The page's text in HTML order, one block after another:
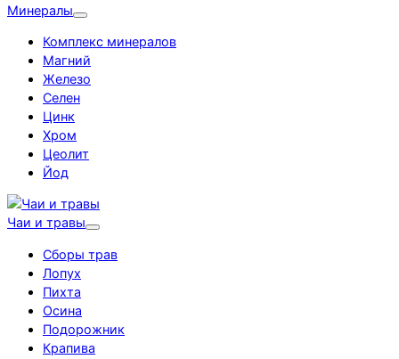
Минералы
Комплекс минералов
Магний
Железо
Селен
Цинк
Хром
Цеолит
Йод
Чаи и травы
Сборы трав
Лопух
Пихта
Осина
Подорожник
Крапива